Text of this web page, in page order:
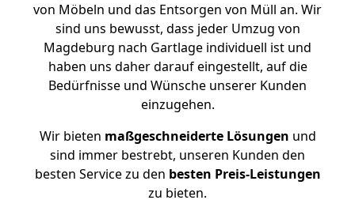
von Möbeln und das Entsorgen von Müll an. Wir
sind uns bewusst, dass jeder Umzug von
Magdeburg nach Gartlage individuell ist und
haben uns daher darauf eingestellt, auf die
Bedürfnisse und Wünsche unserer Kunden
einzugehen.
Wir bieten maßgeschneiderte Lösungen und
sind immer bestrebt, unseren Kunden den
besten Service zu den besten Preis-Leistungen
zu bieten.